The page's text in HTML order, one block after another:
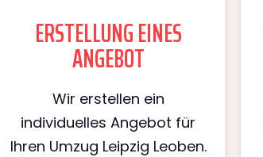
ERSTELLUNG EINES
ANGEBOT
Wir erstellen ein
individuelles Angebot für
Ihren Umzug Leipzig Leoben.